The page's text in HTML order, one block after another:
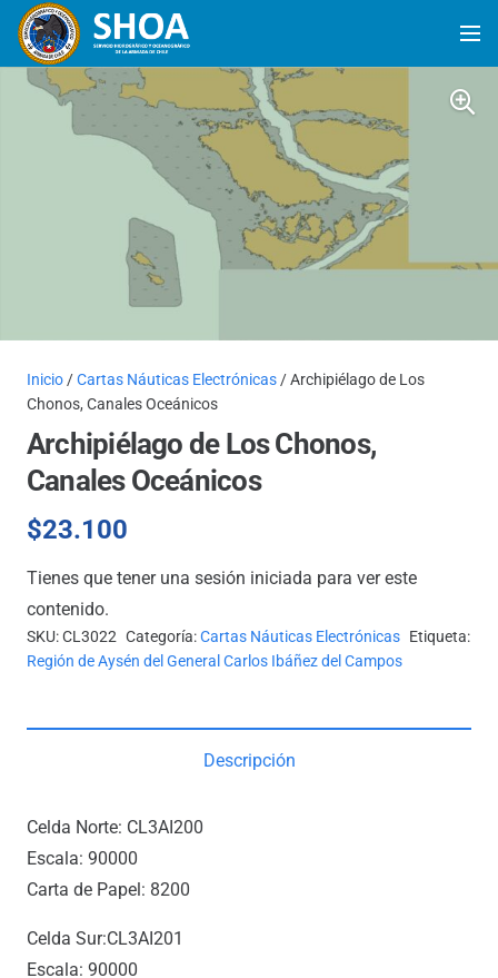
Inicio /Cartas Náuticas Electrónicas / Archipiélago de Los
Chonos, Canales Oceánicos
Archipiélago de Los Chonos,
Canales Oceánicos
$23.100
Tienes que tener una sesión iniciada para ver este
contenido.
SKU:CL3022 Categoría:Cartas Náuticas Electrónicas Etiqueta:
Región de Aysén del General Carlos Ibáñez del Campos
Descripción
Celda Norte: CL3AI200
Escala: 90000
Carta de Papel: 8200
Celda Sur:CL3AI201
Escala: 90000